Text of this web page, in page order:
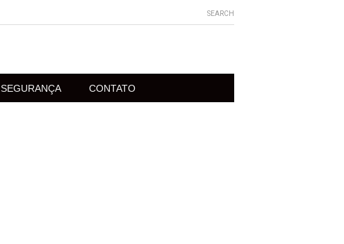
SEARCH
SEGURANÇA CONTATO